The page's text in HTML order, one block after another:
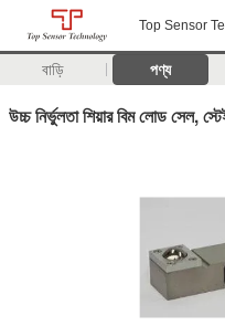
Top Sensor
বাড়ি পণ্য
উচ্চ নির্ভুলতা শিয়ার বিম লোড সেল,